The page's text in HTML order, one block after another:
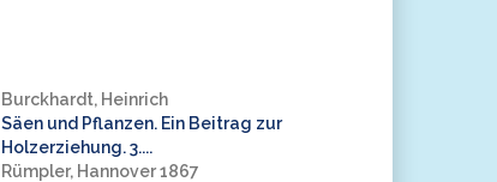
Burckhardt, Heinrich
Säen und Pflanzen. Ein Beitrag zur
Holzerziehung. 3....
Rümpler, Hannover 1867